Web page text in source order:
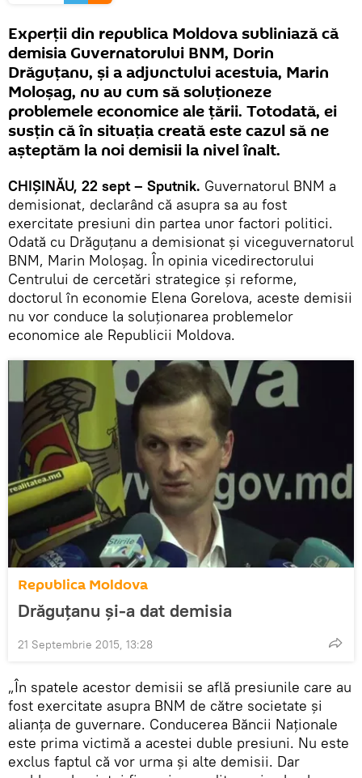
Experţii din republica Moldova subliniază că
demisia Guvernatorului BNM, Dorin
Drăguţanu, şi a adjunctului acestuia, Marin
Moloşag, nu au cum să soluţioneze
problemele economice ale ţării. Totodată, ei
susţin că în situaţia creată este cazul să ne
aşteptăm la noi demisii la nivel înalt.
CHIŞINĂU, 22 sept – Sputnik. Guvernatorul BNM a
demisionat, declarând că asupra sa au fost
exercitate presiuni din partea unor factori politici.
Odată cu Drăguţanu a demisionat şi viceguvernatorul
BNM, Marin Moloşag. În opinia vicedirectorului
Centrului de cercetări strategice şi reforme,
doctorul în economie Elena Gorelova, aceste demisii
nu vor conduce la soluţionarea problemelor
economice ale Republicii Moldova.
Republica Moldova
Drăguţanu şi-a dat demisia
21 Septembrie 2015, 13:28
„În spatele acestor demisii se află presiunile care au
fost exercitate asupra BNM de către societate şi
alianţa de guvernare. Conducerea Băncii Naţionale
este prima victimă a acestei duble presiuni. Nu este
exclus faptul că vor urma şi alte demisii. Dar